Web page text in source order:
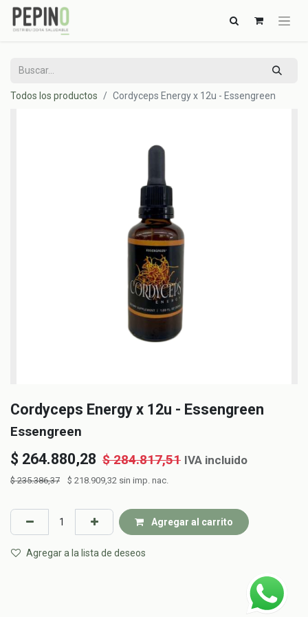
Todos los productos Cordyceps Energy x 12u - Essengreen
Cordyceps Energy x 12u - Essengreen
Essengreen
$ 264.880,28 $284.817,51 IVA incluido
$235.386,37 $ 218.909,32 sin imp. nac.
Agregar al carrito
Agregar a la lista de deseos